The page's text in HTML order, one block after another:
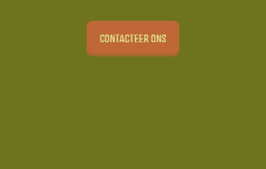
Contacteer ons